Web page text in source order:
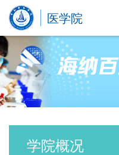
医学院
学院概况